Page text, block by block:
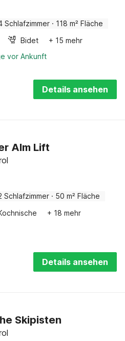
Schlafzimmer · 118 m² Fläche
Bidet
+ 15 mehr
vor Ankunft
Details ansehen
Alm Lift
Schlafzimmer · 50 m² Fläche
+ 18 mehr
Details ansehen
Skipisten